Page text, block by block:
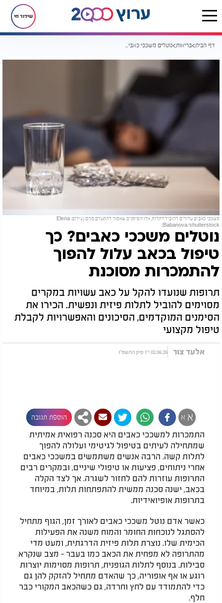
שידור חי
דף הבית בריאות נוטלים משככי כאבים? כך טיפול בכאב עלול להפוך להתמכרות מסוכנת
משככי כאבים עלולים להוביל לתלות, אלו הסימנים שאסור להתעלם מהם (צילום: Elena
Babanova/shutterstock)
נוטלים משככי כאבים? כך
טיפול בכאב עלול להפוך
להתמכרות מסוכנת
תרופות שנועדו להקל על כאב עשויות במקרים
מסוימים להוביל לתלות פיזית ונפשית. הכירו את
הסימנים המוקדמים, הסיכונים והאפשרויות לקבלת
טיפול מקצועי
אלעד צור 02.06.26 י"ז סיון התשפ"ו
א א הוספת תגובה
התמכרות למשככי כאבים היא סכנה רפואית אמיתית
שמתחילה לעיתים בטיפול לגיטימי ועלולה להפוך
לתלות קשה. הרבה אנשים משתמשים במשככי כאבים
אחרי ניתוחים, פציעות או טיפולי שיניים, ובמקרים רבים
התרופות עוזרות להם לחזור לשגרה. אך לצד הקלה
בכאב, ישנה סכנה ממשית להתפתחות תלות, במיוחד
בתרופות אופיואידיות.
כאשר אדם נוטל משככי כאבים לאורך זמן, הגוף מתחיל
להסתגל לנוכחות החומר והמוח משנה את הפעילות
הכימית שלו. נוצרת תלות פיזית הדרגתית, ומעט מדי
מהתרופה לא מפחית את הכאב כמו בעבר - מצב שנקרא
סבילות. בנוסף לתלות הגופנית, תרופות מסוימות יוצרות
רוגע או אף אופוריה, כך שהאדם מתחיל להזקק להן גם
כדי להתמודד עם לחץ וחרדה, גם כשהכאב המקורי כבר
חלף.